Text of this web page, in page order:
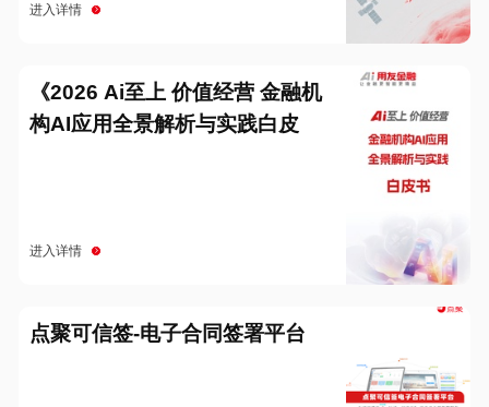
进入详情
《2026 Ai至上 价值经营 金融机
构AI应用全景解析与实践白皮
进入详情
点聚可信签-电子合同签署平台